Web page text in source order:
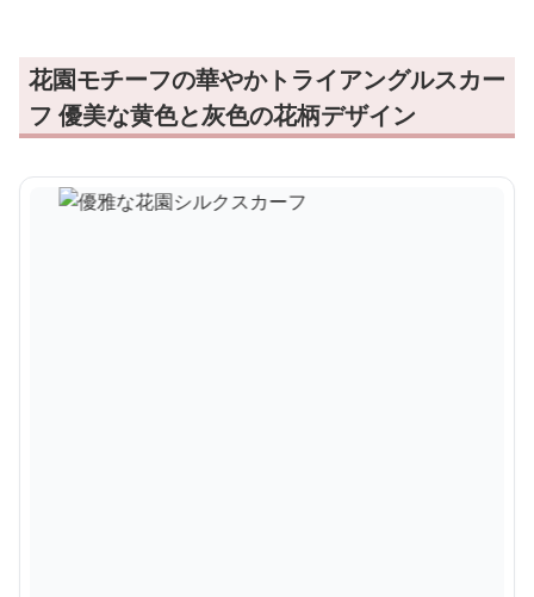
花園モチーフの華やかトライアングルスカー
フ 優美な黄色と灰色の花柄デザイン